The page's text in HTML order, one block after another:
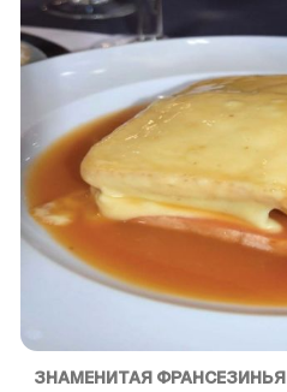
ЗНАМЕНИТАЯ ФРАНСЕЗИНЬЯ